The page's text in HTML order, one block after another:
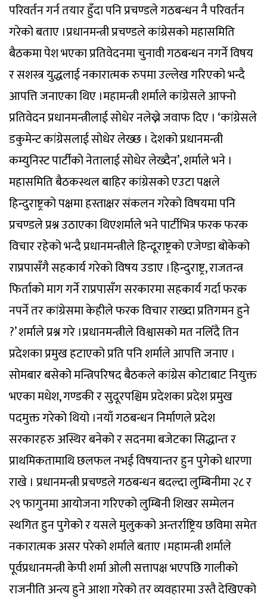
परिवर्तन गर्न तयार हुँदा पनि प्रचण्डले गठबन्धन नै परिवर्तन
गरेको बताए ।प्रधानमन्त्री प्रचण्डले कांग्रेसको महासमिति
बैठकमा पेश भएका प्रतिवेदनमा चुनावी गठबन्धन नगर्ने विषय
र सशस्त्र युद्धलाई नकारात्मक रुपमा उल्लेख गरिएको भन्दै
आपत्ति जनाएका थिए ।महामन्त्री शर्माले कांग्रेसले आफ्नो
प्रतिवेदन प्रधानमन्त्रीलाई सोधेर नलेख्ने जवाफ दिए । ‘कांग्रेसले
डकुमेन्ट कांग्रेसलाई सोधेर लेख्छ । देशको प्रधानमन्त्री
कम्युनिस्ट पार्टीको नेतालाई सोधेर लेख्दैन’, शर्माले भने ।
महासमिति बैठकस्थल बाहिर कांग्रेसको एउटा पक्षले
हिन्दुराष्ट्रको पक्षमा हस्ताक्षर संकलन गरेको विषयमा पनि
प्रचण्डले प्रश्न उठाएका थिएशर्माले भने पार्टीभित्र फरक फरक
विचार रहेको भन्दै प्रधानमन्त्रीले हिन्दूराष्ट्रको एजेण्डा बोकेको
राप्रपासँगै सहकार्य गरेको विषय उडाए ।हिन्दुराष्ट्र, राजतन्त्र
फिर्ताको माग गर्ने राप्रपासँग सरकारमा सहकार्य गर्दा फरक
नपर्ने तर कांग्रेसमा केहीले फरक विचार राख्दा प्रतिगमन हुने
?’ शर्माले प्रश्न गरे ।प्रधानमन्त्रीले विश्वासको मत नलिँदै तिन
प्रदेशका प्रमुख हटाएको प्रति पनि शर्माले आपत्ति जनाए ।
सोमबार बसेको मन्त्रिपरिषद बैठकले कांग्रेस कोटाबाट नियुक्त
भएका मधेश, गण्डकी र सुदूरपश्चिम प्रदेशका प्रदेश प्रमुख
पदमुक्त गरेको थियो ।नयाँ गठबन्धन निर्माणले प्रदेश
सरकारहरु अस्थिर बनेको र सदनमा बजेटका सिद्धान्त र
प्राथमिकतामाथि छलफल नभई विषयान्तर हुन पुगेको धारणा
राखे । प्रधानमन्त्री प्रचण्डले गठबन्धन बदल्दा लुम्बिनीमा २८ र
२९ फागुनमा आयोजना गरिएको लुम्बिनी शिखर सम्मेलन
स्थगित हुन पुगेको र यसले मुलुकको अन्तर्राष्ट्रिय छविमा समेत
नकारात्मक असर परेको शर्माले बताए ।महामन्त्री शर्माले
पूर्वप्रधानमन्त्री केपी शर्मा ओली सत्तापक्ष भएपछि गालीको
राजनीति अन्त्य हुने आशा गरेको तर व्यवहारमा उस्तै देखिएको